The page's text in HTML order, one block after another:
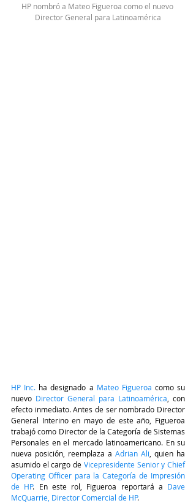
HP nombró a Mateo Figueroa como el nuevo
Director General para Latinoamérica
HP Inc. ha designado a Mateo Figueroa como su
nuevo Director General para Latinoamérica , con
efecto inmediato. Antes de ser nombrado Director
General Interino en mayo de este año, Figueroa
trabajó como Director de la Categoría de Sistemas
Personales en el mercado latinoamericano. En su
nueva posición, reemplaza a Adrian Ali , quien ha
asumido el cargo de Vicepresidente Senior y Chief
Operating Officer para la Categoría de Impresión
de HP. En este rol, Figueroa reportará a Dave
McQuarrie, Director Comercial de HP.